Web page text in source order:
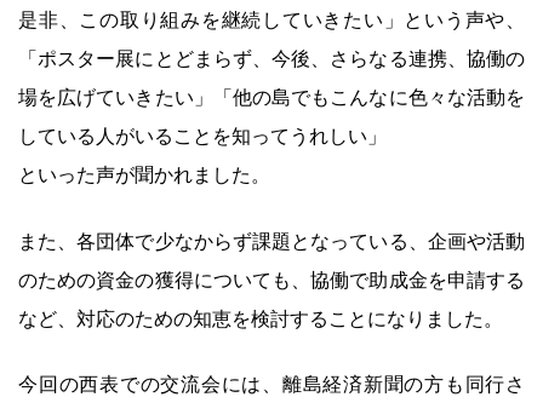
是非、この取り組みを継続していきたい」という声や、
「ポスター展にとどまらず、今後、さらなる連携、協働の
場を広げていきたい」「他の島でもこんなに色々な活動を
している人がいることを知ってうれしい」
といった声が聞かれました。
また、各団体で少なからず課題となっている、企画や活動
のための資金の獲得についても、協働で助成金を申請する
など、対応のための知恵を検討することになりました。
今回の西表での交流会には、離島経済新聞の方も同行さ